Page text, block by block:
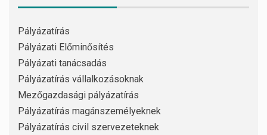
Pályázatírás
Pályázati Előminősítés
Pályázati tanácsadás
Pályázatírás vállalkozásoknak
Mezőgazdasági pályázatírás
Pályázatírás magánszemélyeknek
Pályázatírás civil szervezeteknek